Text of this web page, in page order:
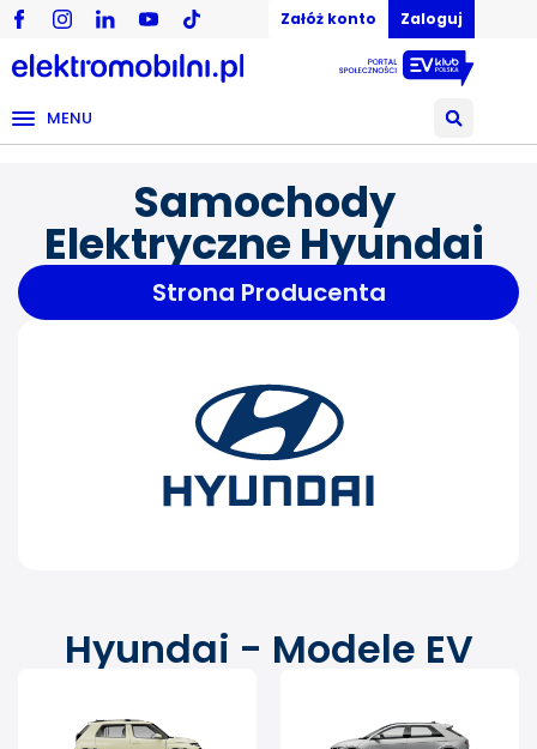
Załóż konto Zaloguj
MENU
Samochody
Elektryczne Hyundai
Strona Producenta
Hyundai - Modele EV